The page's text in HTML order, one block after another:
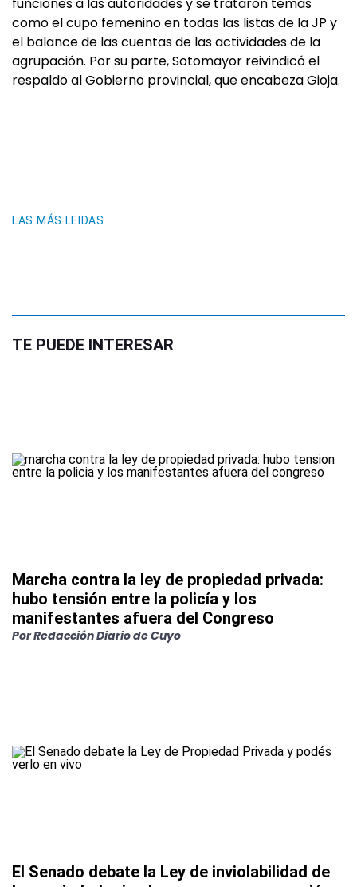
como el cupo femenino en todas las listas de la JP y
el balance de las cuentas de las actividades de la
agrupación. Por su parte, Sotomayor reivindicó el
respaldo al Gobierno provincial, que encabeza Gioja.
LAS MÁS LEIDAS
TE PUEDE INTERESAR
Marcha contra la ley de propiedad privada:
hubo tensión entre la policía y los
manifestantes afuera del Congreso
PorRedacción Diario de Cuyo
El Senado debate la Ley de inviolabilidad de